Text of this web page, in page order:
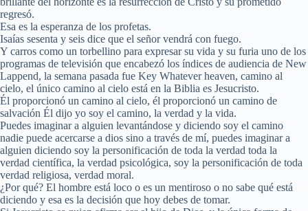
regresó.
Esa es la esperanza de los profetas.
Isaías sesenta y seis dice que el señor vendrá con fuego.
Y carros como un torbellino para expresar su vida y su furia uno de los
programas de televisión que encabezó los índices de audiencia de New
Lappend, la semana pasada fue Key Whatever heaven, camino al
cielo, el único camino al cielo está en la Biblia es Jesucristo.
Él proporcionó un camino al cielo, él proporcionó un camino de
salvación Él dijo yo soy el camino, la verdad y la vida.
Puedes imaginar a alguien levantándose y diciendo soy el camino
nadie puede acercarse a dios sino a través de mí, puedes imaginar a
alguien diciendo soy la personificación de toda la verdad toda la
verdad científica, la verdad psicológica, soy la personificación de toda
verdad religiosa, verdad moral.
¿Por qué? El hombre está loco o es un mentiroso o no sabe qué está
diciendo y esa es la decisión que hoy debes de tomar.